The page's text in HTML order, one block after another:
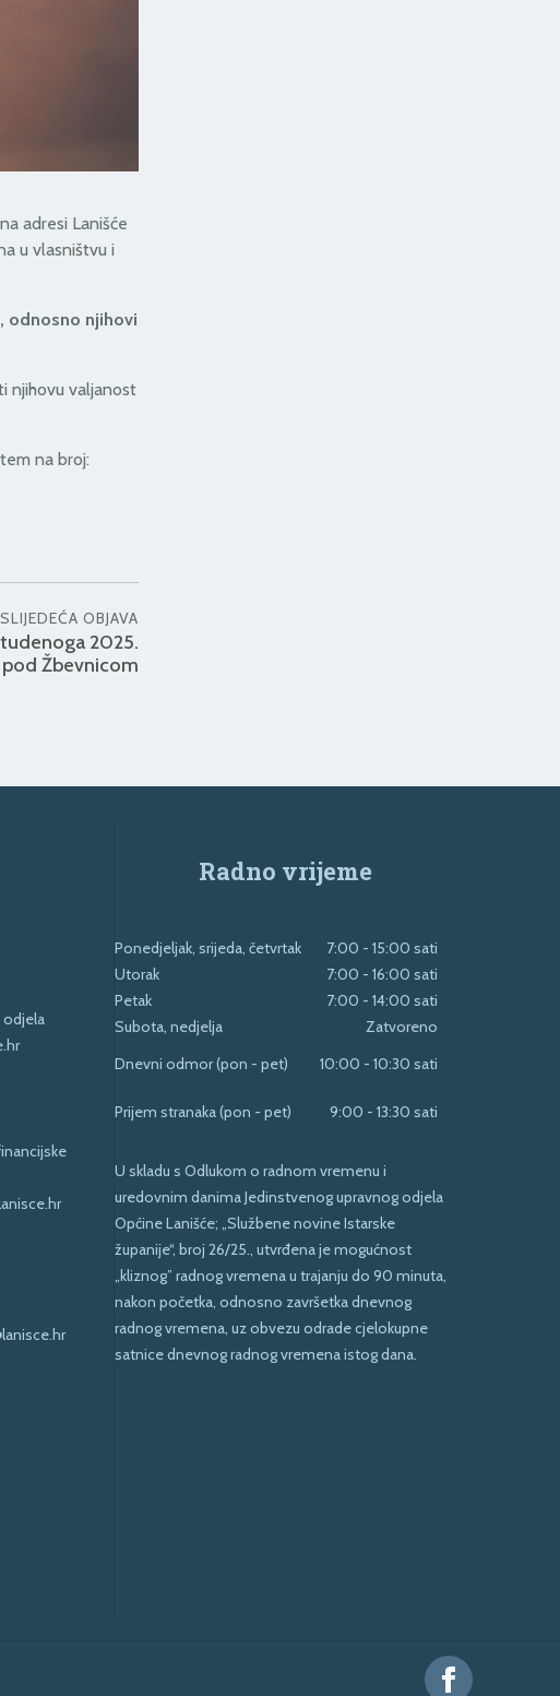
adresi Lanišće
u vlasništvu i
odnosno njihovi
njihovu valjanost
na broj:
SLIJEDEĆA OBJAVA
2025.
Žbevnicom
odjela
Radno vrijeme
Ponedjeljak, srijeda, četvrtak
7:00 - 15:00 sati
Utorak
7:00 - 16:00 sati
Petak
7:00 - 14:00 sati
Subota, nedjelja
Zatvoreno
Dnevni odmor (pon - pet)
10:00 - 10:30 sati
Prijem stranaka (pon - pet) 9:00 - 13:30 sati
U skladu s Odlukom o radnom vremenu i
uredovnim danima Jedinstvenog upravnog odjela
Općine Lanišće; „Službene novine Istarske
županije“, broj 26/25., utvrđena je mogućnost
„kliznog” radnog vremena u trajanju do 90 minuta,
nakon početka, odnosno završetka dnevnog
radnog vremena, uz obvezu odrade cjelokupne
satnice dnevnog radnog vremena istog dana.